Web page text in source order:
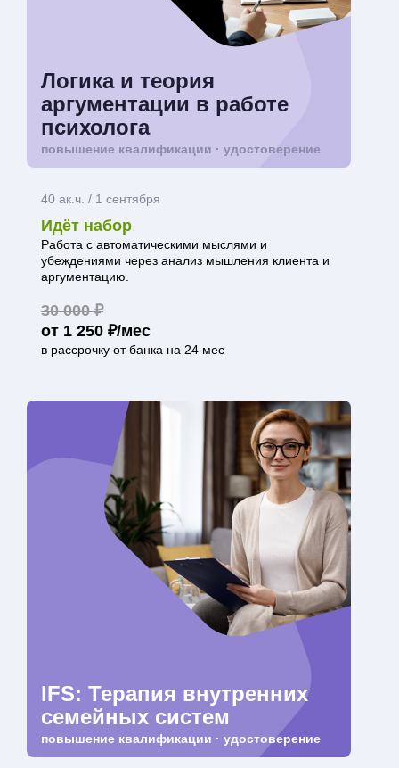
Логика и теория
аргументации в работе
психолога
повышение квалификации · удостоверение
40 ак.ч. / 1 сентября
Идёт набор
Работа с автоматическими мыслями и
убеждениями через анализ мышления клиента и
аргументацию.
30 000 ₽
от 1 250 ₽/мес
в рассрочку от банка на 24 мес
IFS: Терапия внутренних
семейных систем
повышение квалификации · удостоверение